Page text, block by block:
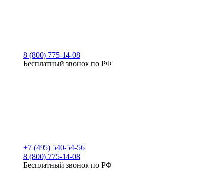
8 (800) 775-14-08
Бесплатный звонок по РФ
+7 (495) 540-54-56
8 (800) 775-14-08
Бесплатный звонок по РФ